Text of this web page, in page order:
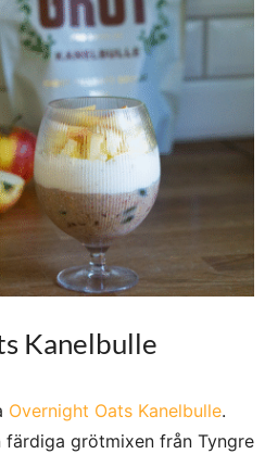
Kanelbulle
Overnight Oats Kanelbulle.
grötmixen från Tyngre